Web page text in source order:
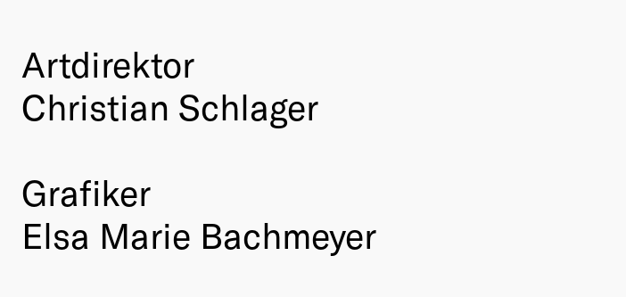
Artdirektor
Christian Schlager
Grafiker
Elsa Marie Bachmeyer